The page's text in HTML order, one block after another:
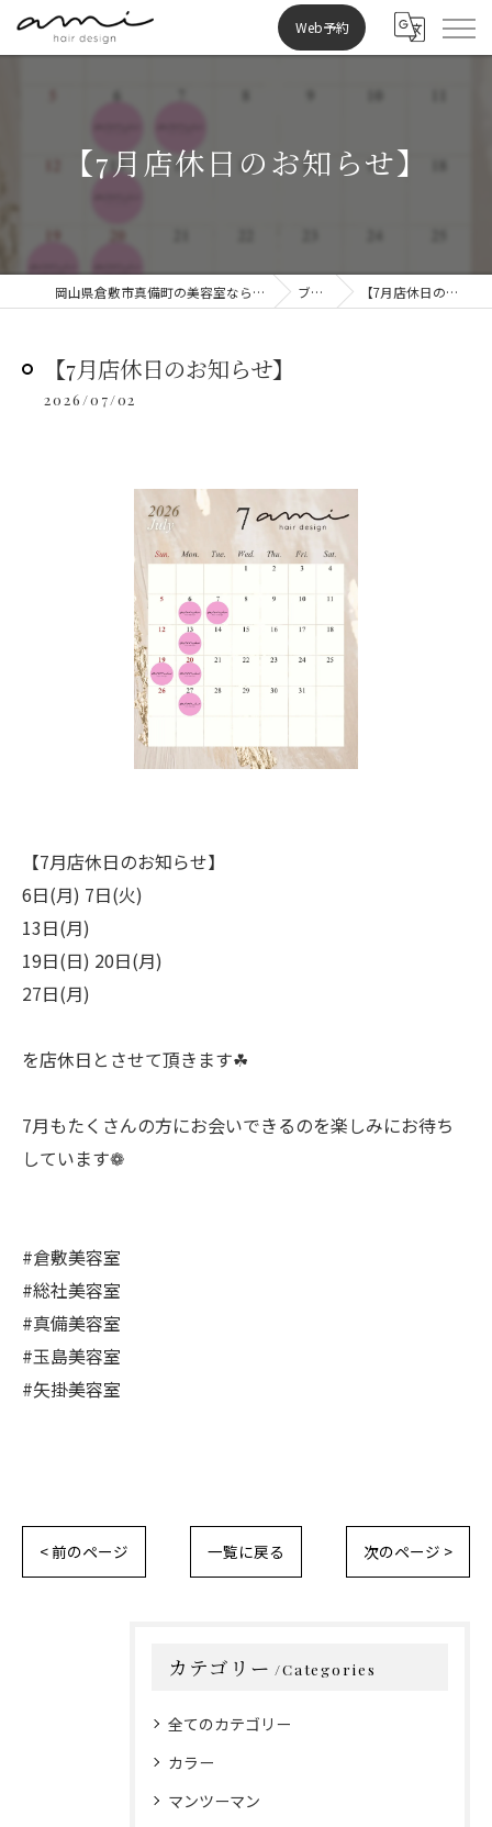
Web予約
【7月店休日のお知らせ】
岡山県倉敷市真備町の美容室ならami hair design ブログ 【7月店休日のお知らせ】
【7月店休日のお知らせ】
2026/07/02
【7月店休日のお知らせ】
6日(月) 7日(火)
13日(月)
19日(日) 20日(月)
27日(月)
を店休日とさせて頂きます☘︎
7月もたくさんの方にお会いできるのを楽しみにお待ち
しています❁
#倉敷美容室
#総社美容室
#真備美容室
#玉島美容室
#矢掛美容室
< 前のページ 一覧に戻る 次のページ >
カテゴリー Categories
全てのカテゴリー
カラー
マンツーマン